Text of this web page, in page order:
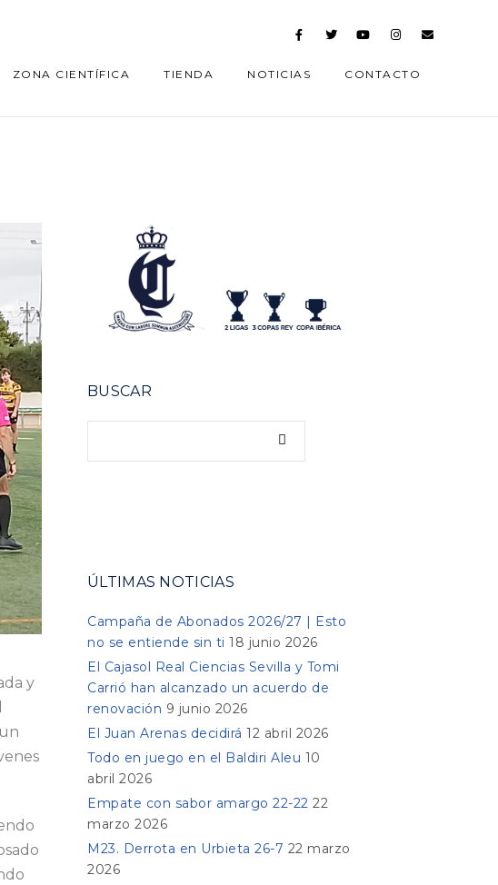
ZONA CIENTÍFICA TIENDA NOTICIAS CONTACTO
y
BUSCAR
ÚLTIMAS NOTICIAS
Campaña de Abonados 2026/27 | Esto
no se entiende sin ti 18 junio 2026
El Cajasol Real Ciencias Sevilla y Tomi
Carrió han alcanzado un acuerdo de
renovación 9 junio 2026
El Juan Arenas decidirá 12 abril 2026
Todo en juego en el Baldiri Aleu 10
abril 2026
Empate con sabor amargo 22-22 22
marzo 2026
M23. Derrota en Urbieta 26-7 22 marzo
2026